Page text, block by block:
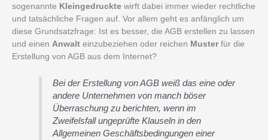
sogenannte Kleingedruckte wirft dabei immer wieder rechtliche
und tatsächliche Fragen auf. Vor allem geht es anfänglich um
diese Grundsatzfrage: Ist es besser, die AGB erstellen zu lassen
und einen Anwalt einzubeziehen oder reichen Musterfür die
Erstellung von AGB aus dem Internet?
Bei der Erstellung von AGB weiß das eine oder
andere Unternehmen von manchböser
Überraschung zu berichten, wenn im
Zweifelsfall ungeprüfte Klauseln in den
Allgemeinen Geschäftsbedingungen einer